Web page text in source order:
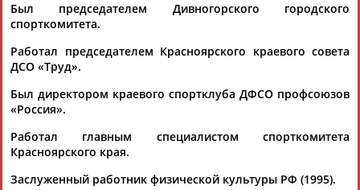
Был председателем Дивногорского городского
спорткомитета.
Работал председателем Красноярского краевого совета
ДСО «Труд».
Был директором краевого спортклуба ДФСО профсоюзов
«Россия».
Работал главным специалистом спорткомитета
Красноярского края.
Заслуженный работник физической культуры РФ (1995).